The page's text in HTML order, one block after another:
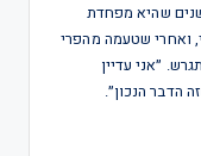
שהיא מפחדת
ואחרי שטעמה מהפרי
״אני עדיין
הדבר הנכון״.